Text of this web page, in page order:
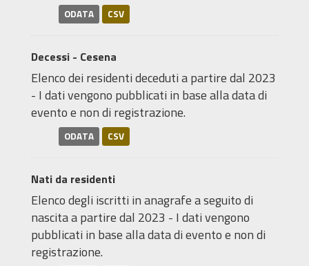
ODATA CSV
Decessi - Cesena
Elenco dei residenti deceduti a partire dal 2023
- I dati vengono pubblicati in base alla data di
evento e non di registrazione.
ODATA CSV
Nati da residenti
Elenco degli iscritti in anagrafe a seguito di
nascita a partire dal 2023 - I dati vengono
pubblicati in base alla data di evento e non di
registrazione.